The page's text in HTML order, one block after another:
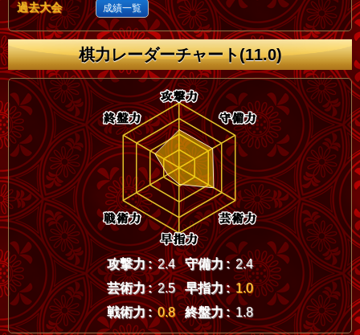
過去大会 成績一覧
棋力レーダーチャート(11.0)
攻撃力 : 2.4 守備力 : 2.4
芸術力 : 2.5 早指力 : 1.0
戦術力 : 0.8 終盤力 : 1.8